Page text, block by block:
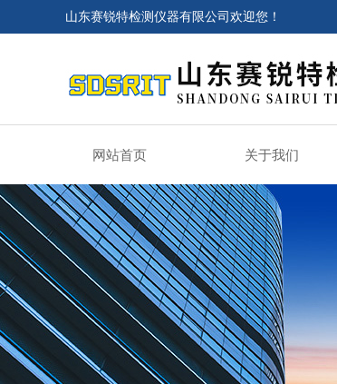
山东赛锐特检测仪器有限公司欢迎您！
网站首页 关于我们